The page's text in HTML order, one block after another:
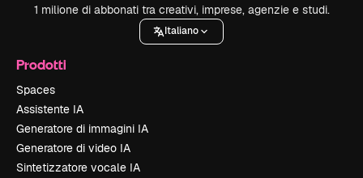
1 milione di abbonati tra creativi, imprese, agenzie e studi.
Italiano
Prodotti
Spaces
Assistente IA
Generatore di immagini IA
Generatore di video IA
Sintetizzatore vocale IA